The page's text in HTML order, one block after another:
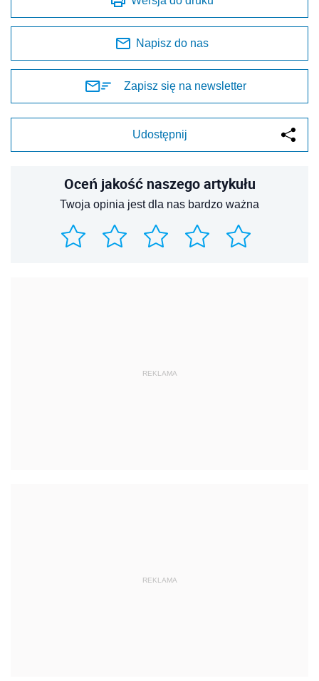
Napisz do nas
Zapisz się na newsletter
Udostępnij
Oceń jakość naszego artykułu
Twoja opinia jest dla nas bardzo ważna
REKLAMA
REKLAMA